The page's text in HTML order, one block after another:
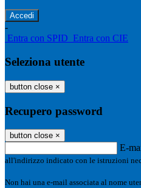
-
Entra con SPID Entra con CIE
Seleziona utente
button close ×
Recupero password
button close ×
E-
all'indirizzo indicato con le istruzioni
Non hai una e-mail associata al nome